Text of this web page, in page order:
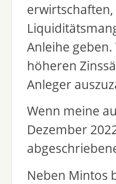
Anleihe
höheren
Anleger
Wenn meine
Dezember
Neben Mintos